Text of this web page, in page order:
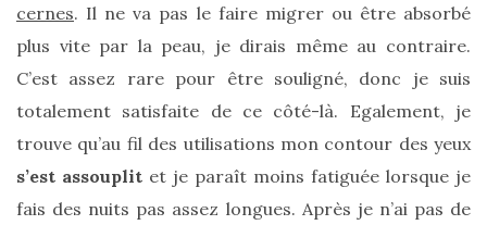
Comparatif :
les
sacs
Monceau
et
Marly
Auguste,
cernes. Il ne va pas le faire migrer ou être absorbé
plus vite par la peau, je dirais même au contraire.
C’est assez rare pour être souligné, donc je suis
totalement satisfaite de ce côté-là. Egalement, je
trouve qu’au fil des utilisations mon contour des yeux
s’est assouplit et je paraît moins fatiguée lorsque je
fais des nuits pas assez longues. Après je n’ai pas de